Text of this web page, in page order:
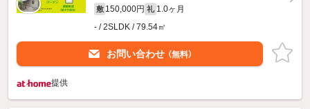
敷 150,000円 礼 1.0ヶ月
- / 2SLDK / 79.54㎡
お問い合わせ （無料）
提供